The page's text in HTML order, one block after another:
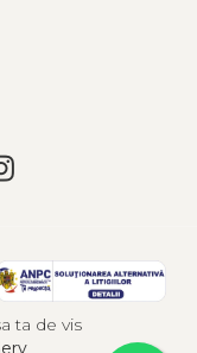
ta de vis